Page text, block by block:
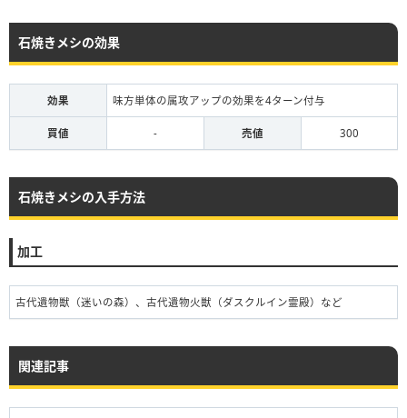
石焼きメシの効果
効果 味方単体の属攻アップの効果を4ターン付与
買値 - 売値 300
石焼きメシの入手方法
加工
古代遺物獣（迷いの森）、古代遺物火獣（ダスクルイン霊殿）など
関連記事